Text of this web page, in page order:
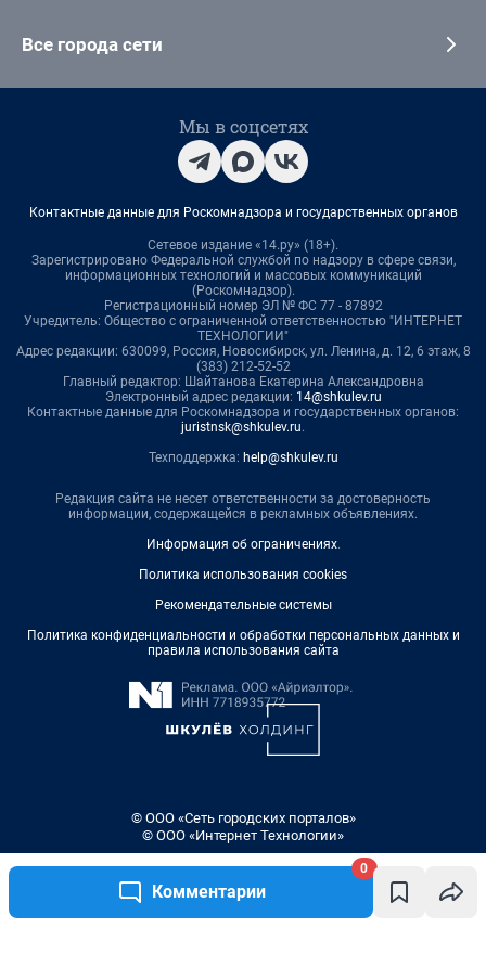
Комментарии
0
Все города сети
Мы в соцсетях
Контактные данные для Роскомнадзора и государственных органов
Сетевое издание «14.ру» (18+).
Зарегистрировано Федеральной службой по надзору в сфере связи,
информационных технологий и массовых коммуникаций
(Роскомнадзор).
Регистрационный номер ЭЛ № ФС 77 - 87892
Учредитель: Общество с ограниченной ответственностью "ИНТЕРНЕТ
ТЕХНОЛОГИИ"
Адрес редакции: 630099, Россия, Новосибирск, ул. Ленина, д. 12, 6 этаж, 8
(383) 212-52-52
Главный редактор: Шайтанова Екатерина Александровна
Электронный адрес редакции: 14@shkulev.ru
Контактные данные для Роскомнадзора и государственных органов:
juristnsk@shkulev.ru.
Техподдержка: help@shkulev.ru
Редакция сайта не несет ответственности за достоверность
информации, содержащейся в рекламных объявлениях.
Информация об ограничениях.
Политика использования cookies
Рекомендательные системы
Политика конфиденциальности и обработки персональных данных и
правила использования сайта
© ООО «Сеть городских порталов»
© ООО «Интернет Технологии»